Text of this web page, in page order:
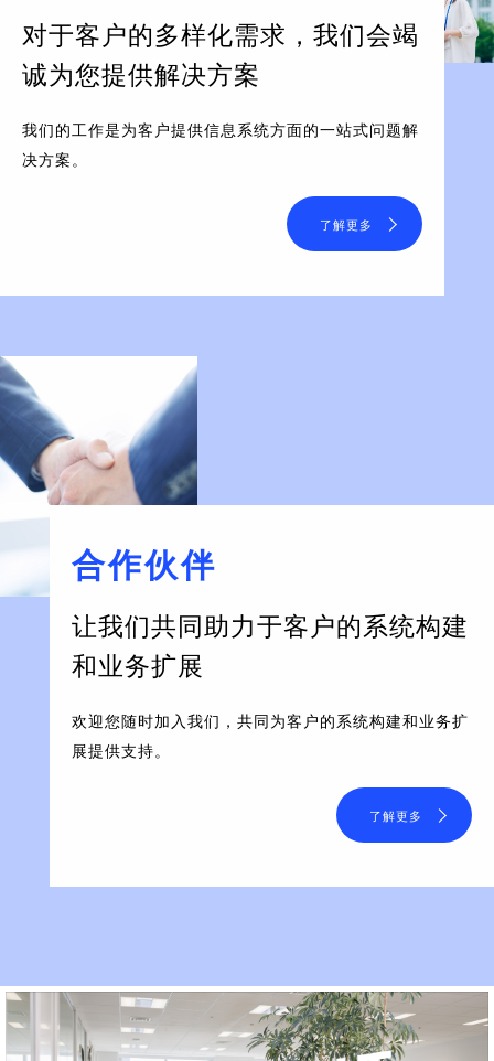
对于客户的多样化需求， 我们会竭
诚为您提供解决方案
我们的工作是为客户提供信息系统方面的一站式问题解
决方案。
了解更多
合作伙伴
让我们共同助力于客户的系统构建
和业务扩展
欢迎您随时加入我们，共同为客户的系统构建和业务扩
展提供支持。
了解更多